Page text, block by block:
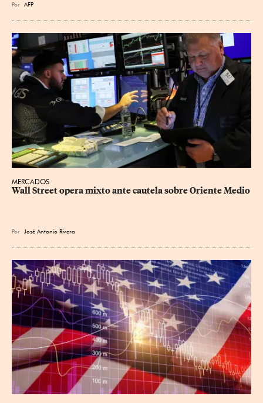
Por AFP
MERCADOS
Wall Street opera mixto ante cautela sobre Oriente Medio
Por José Antonio Rivera